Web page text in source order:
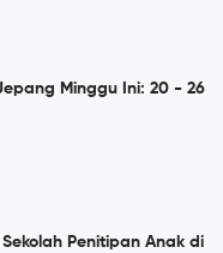
Minggu Ini: 20 - 26
Penitipan Anak di